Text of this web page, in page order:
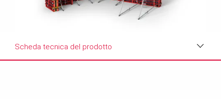
Scheda tecnica del prodotto